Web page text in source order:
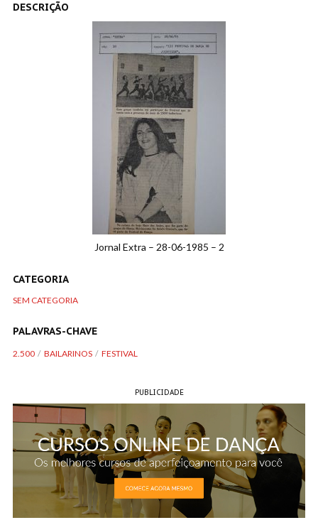
DESCRIÇÃO
Jornal Extra – 28-06-1985 – 2
CATEGORIA
SEM CATEGORIA
PALAVRAS-CHAVE
2.500 BAILARINOS FESTIVAL
PUBLICIDADE